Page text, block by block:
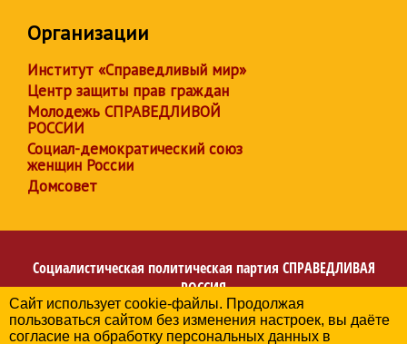
Организации
Институт «Справедливый мир»
Центр защиты прав граждан
Молодежь СПРАВЕДЛИВОЙ
РОССИИ
Социал-демократический союз
женщин России
Домсовет
Социалистическая политическая партия СПРАВЕДЛИВАЯ
РОССИЯ
Региональное отделение партии в Волгоградской
области
Сайт использует cookie-файлы. Продолжая
пользоваться сайтом без изменения настроек, вы даёте
согласие на обработку персональных данных в